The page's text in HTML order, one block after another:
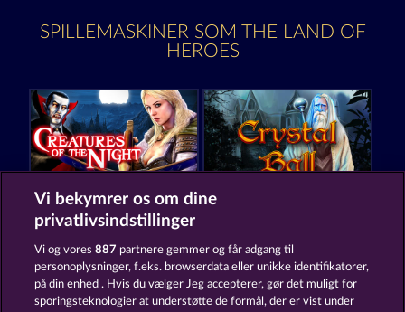
SPILLEMASKINER SOM THE LAND OF
HEROES
Creatures of the Night Crystal Ball
Vi bekymrer os om dine
privatlivsindstillinger
Vi og vores887 partnere gemmer og får adgang til
personoplysninger, f.eks. browserdata eller unikke identifikatorer,
på din enhed . Hvis du vælger Jeg accepterer, gør det muligt for
sporingsteknologier at understøtte de formål, der er vist under